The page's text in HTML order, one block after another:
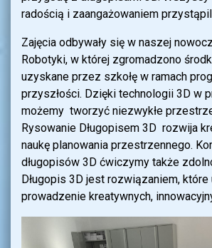
radością i zaangażowaniem
Zajęcia odbywały się w naszej
Robotyki, w której zgromadzono
uzyskane przez szkołę w ramach
przyszłości. Dzięki technologii 3D w
możemy tworzyć niezwykłe
Rysowanie Długopisem 3D rozwija
naukę planowania przestrzennego.
długopisów 3D ćwiczymy także
Długopis 3D jest rozwiązaniem, które
prowadzenie kreatywnych,